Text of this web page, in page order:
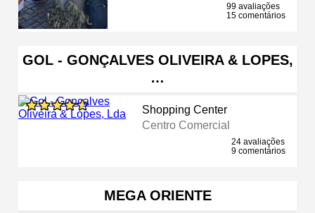
99 avaliações
15 comentários
GOL - GONÇALVES OLIVEIRA & LOPES,
…
Shopping Center
Centro Comercial
24 avaliações
9 comentários
MEGA ORIENTE